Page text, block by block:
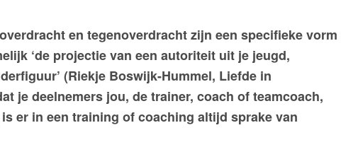
en tegenoverdracht zijn een specifieke vorm
‘de projectie van een autoriteit uit je jeugd,
(Riekje Boswijk-Hummel, Liefde in
je deelnemers jou, de trainer, coach of teamcoach,
er in een training of coaching altijd sprake van